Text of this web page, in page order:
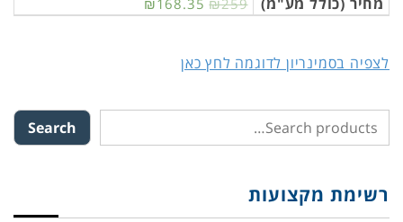
₪168.35 ₪259
לצפיה בסמינריון לדוגמה לחץ כאן
Search
רשימת מקצועות